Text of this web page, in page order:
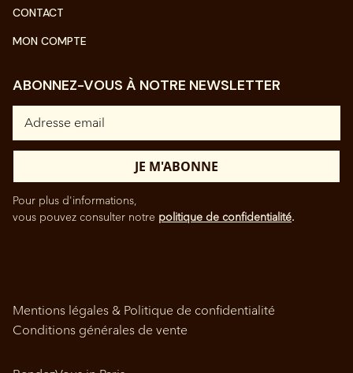
CONTACT
MON COMPTE
ABONNEZ-VOUS À NOTRE NEWSLETTER
Pour plus d'informations,
vous pouvez consulter notre politique de confidentialité.
Mentions légales & Politique de confidentialité
Conditions générales de vente